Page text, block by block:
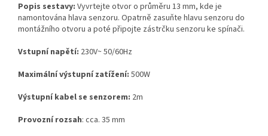
Popis sestavy: Vyvrtejte otvor o průměru 13 mm, kde je
namontována hlava senzoru. Opatrně zasuňte hlavu senzoru do
montážního otvoru a poté připojte zástrčku senzoru ke spínači.
Vstupní napětí: 230V~ 50/60Hz
Maximální výstupní zatížení: 500W
Výstupní kabel se senzorem: 2m
Provozní rozsah: cca. 35 mm